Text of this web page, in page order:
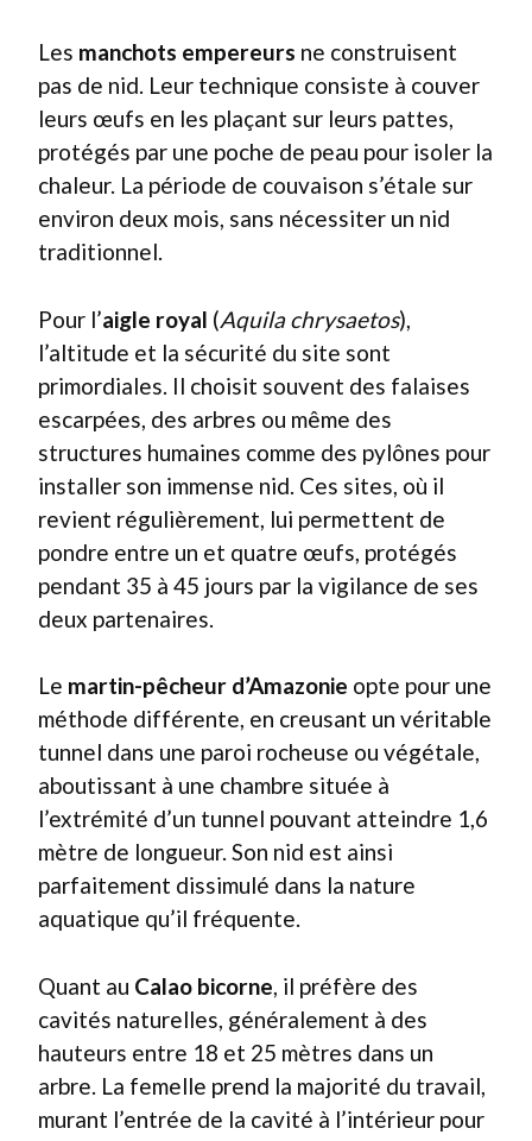
Les manchots empereurs ne construisent
pas de nid. Leur technique consiste à couver
leurs œufs en les plaçant sur leurs pattes,
protégés par une poche de peau pour isoler la
chaleur. La période de couvaison s’étale sur
environ deux mois, sans nécessiter un nid
traditionnel.
Pour l’aigle royal (Aquila chrysaetos),
l’altitude et la sécurité du site sont
primordiales. Il choisit souvent des falaises
escarpées, des arbres ou même des
structures humaines comme des pylônes pour
installer son immense nid. Ces sites, où il
revient régulièrement, lui permettent de
pondre entre un et quatre œufs, protégés
pendant 35 à 45 jours par la vigilance de ses
deux partenaires.
Le martin-pêcheur d’Amazonie opte pour une
méthode différente, en creusant un véritable
tunnel dans une paroi rocheuse ou végétale,
aboutissant à une chambre située à
l’extrémité d’un tunnel pouvant atteindre 1,6
mètre de longueur. Son nid est ainsi
parfaitement dissimulé dans la nature
aquatique qu’il fréquente.
Quant au Calao bicorne , il préfère des
cavités naturelles, généralement à des
hauteurs entre 18 et 25 mètres dans un
arbre. La femelle prend la majorité du travail,
murant l’entrée de la cavité à l’intérieur pour